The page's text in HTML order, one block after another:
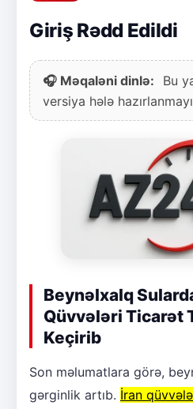
Giriş Rədd Edildi
🎧 Məqaləni dinlə:
Bu
versiya hələ
Beynəlxalq
Qüvvələri Ticarət
Keçirib
Son məlumatlara görə,
gərginlik artıb. İran